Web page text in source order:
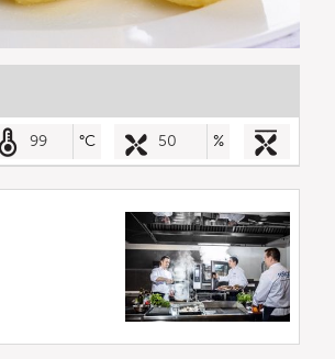
99 °C 50 %